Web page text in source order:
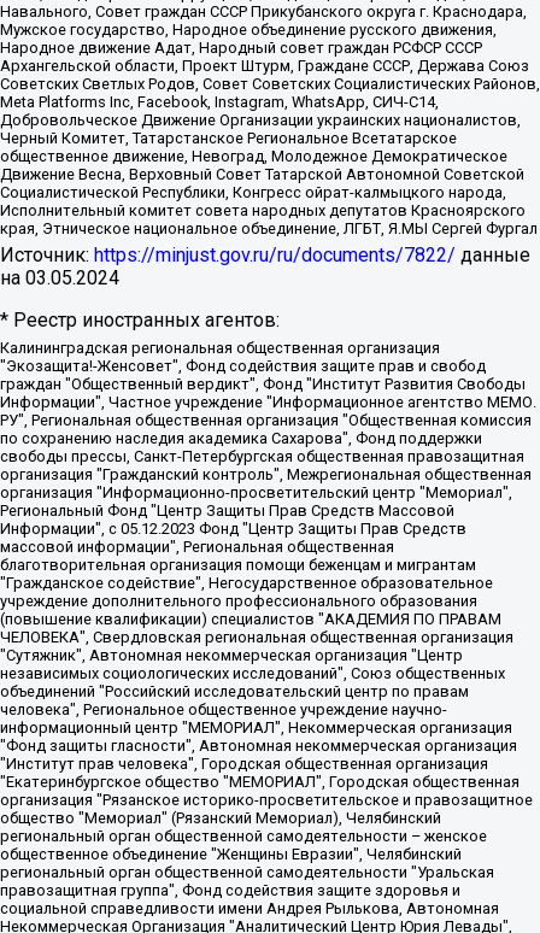
Навального, Совет граждан СССР Прикубанского округа г. Краснодара,
Мужское государство, Народное объединение русского движения,
Народное движение Адат, Народный совет граждан РСФСР СССР
Архангельской области, Проект Штурм, Граждане СССР, Держава Союз
Советских Светлых Родов, Совет Советских Социалистических Районов,
Meta Platforms Inc, Facebook, Instagram, WhatsApp, СИЧ-С14,
Добровольческое Движение Организации украинских националистов,
Черный Комитет, Татарстанское Региональное Всетатарское
общественное движение, Невоград, Молодежное Демократическое
Движение Весна, Верховный Совет Татарской Автономной Советской
Социалистической Республики, Конгресс ойрат-калмыцкого народа,
Исполнительный комитет совета народных депутатов Красноярского
края, Этническое национальное объединение, ЛГБТ, Я.МЫ Сергей Фургал
Источник: https://minjust.gov.ru/ru/documents/7822/ данные
на 03.05.2024
* Реестр иностранных агентов:
Калининградская региональная общественная организация "Экозащита!-Женсовет", Фонд содействия защите прав и свобод граждан "Общественный вердикт", Фонд "Институт Развития Свободы Информации", Частное учреждение "Информационное агентство МЕМО. РУ", Региональная общественная организация "Общественная комиссия по сохранению наследия академика Сахарова", Фонд поддержки свободы прессы, Санкт-Петербургская общественная правозащитная организация "Гражданский контроль", Межрегиональная общественная организация "Информационно-просветительский центр "Мемориал", Региональный Фонд "Центр Защиты Прав Средств Массовой Информации", с 05.12.2023 Фонд "Центр Защиты Прав Средств массовой информации", Региональная общественная благотворительная организация помощи беженцам и мигрантам "Гражданское содействие", Негосударственное образовательное учреждение дополнительного профессионального образования (повышение квалификации) специалистов "АКАДЕМИЯ ПО ПРАВАМ ЧЕЛОВЕКА", Свердловская региональная общественная организация "Сутяжник", Автономная некоммерческая организация "Центр независимых социологических исследований", Союз общественных объединений "Российский исследовательский центр по правам человека", Региональное общественное учреждение научно-информационный центр "МЕМОРИАЛ", Некоммерческая организация "Фонд защиты гласности", Автономная некоммерческая организация "Институт прав человека", Городская общественная организация "Екатеринбургское общество "МЕМОРИАЛ", Городская общественная организация "Рязанское историко-просветительское и правозащитное общество "Мемориал" (Рязанский Мемориал), Челябинский региональный орган общественной самодеятельности – женское общественное объединение "Женщины Евразии", Челябинский региональный орган общественной самодеятельности "Уральская правозащитная группа", Фонд содействия защите здоровья и социальной справедливости имени Андрея Рылькова, Автономная Некоммерческая Организация "Аналитический Центр Юрия Левады", Автономная некоммерческая организация социальной поддержки населения "Проект Апрель", Региональная общественная организация помощи женщинам и детям, находящимся в кризисной ситуации "Информационно-методический центр "Анна", Фонд содействия развитию массовых коммуникаций и правовому просвещению "Так-так-Так", Фонд содействия устойчивому развитию "Серебряная тайга", Свердловский региональный общественный фонд социальных проектов "Новое время", "Idel.Реалии", Кавказ.Реалии, Крым.Реалии, Телеканал Настоящее Время, Татаро-башкирская служба Радио Свобода (Azatliq Radiosi), Радио Свободная Европа/Радио Свобода (PCE/PC), "Сибирь.Реалии", "Фактограф", Благотворительный фонд помощи осужденным и их семьям, Автономная некоммерческая организация "Институт глобализации и социальных движений", Фонд "В защиту прав заключенных", Частное учреждение "Центр поддержки и содействия развитию средств массовой информации", Пензенский региональный общественный благотворительный фонд "Гражданский союз", "Север.Реалии", Некоммерческая организация Фонд "Правовая инициатива", Общество с ограниченной ответственностью "Радио Свободная Европа/Радио Свобода", Чешское информационное агентство "MEDIUM-ORIENT", Красноярская региональная общественная организация "Мы против СПИДа", Камалягин Денис Николаевич, Маркелов Сергей Евгеньевич, Пономарев Лев Александрович, Савицкая Людмила Алексеевна, Автономная некоммерческая организация "Центр по работе с проблемой насилия "НАСИЛИЮ.НЕТ", Межрегиональный профессиональный союз работников здравоохранения "Альянс врачей", Юридическое лицо, зарегистрированное в Латвийской Республике, SIA "Medusa Project" (регистрационный номер 40103797863, дата регистрации 10.06.2014), Некоммерческая организация "Фонд по борьбе с коррупцией", Автономная некоммерческая организация "Институт права и публичной политики", Баданин Роман Сергеевич, Гликин Максим Александрович, Железнова Мария Михайловна, Лукьянова Юлия Сергеевна, Маетная Елизавета Витальевна, Маняхин Петр Борисович, Чуракова Ольга Владимировна, Ярош Юлия Петровна, Юридическое лицо "The Insider SIA", зарегистрированное в Риге, Латвийская Республика (дата регистрации 26.06.2015), являющееся администратором доменного имени интернет-издания "The Insider SIA", https://theins.ru, Постернак Алексей Евгеньевич, Рубин Михаил Аркадьевич, Анин Роман Александрович, Юридическое лицо Istories fonds, зарегистрированное в Латвийской Республике (регистрационный номер 50008295751, дата регистрации 24.02.2020), Великовский Дмитрий Александрович, Долинина Ирина Николаевна, Мароховская Алеся Алексеевна, Шлейнов Роман Юрьевич, Шмагун Олеся Валентиновна, Общество с ограниченной ответственностью "Альтаир 2021", Общество с ограниченной ответственностью "Вега 2021", Общество с ограниченной ответственностью "Главный редактор 2021", Общество с ограниченной ответственностью "Ромашки монолит", Важенков Артем Валерьевич, Ивановская областная общественная организация "Центр гендерных исследований", Гурман Юрий Альбертович, Медиапроект "ОВД-Инфо", Егоров Владимир Владимирович, Жилинский Владимир Александрович, Общество с ограниченной ответственностью "ЗП", Иванова София Юрьевна, Карезина Инна Павловна, Кильтау Екатерина Викторовна, Петров Алексей Викторович, Пискунов Сергей Евгеньевич, Смирнов Сергей Сергеевич, Тихонов Михаил Сергеевич, Общество с ограниченной ответственностью "ЖУРНАЛИСТ-ИНОСТРАННЫЙ АГЕНТ", Арапова Галина Юрьевна, Вольтская Татьяна Анатольевна, Американская компания "Mason G.E.S. Anonymous Foundation" (США), являющаяся владельцем интернет-издания https://mnews.world/, Компания "Stichting Bellingcat", зарегистрированная в Нидерландах (дата регистрации 11.07.2018), Захаров Андрей Вячеславович, Клепиковская Екатерина Дмитриевна, Общество с ограниченной ответственностью "МЕМО", Перл Роман Александрович, Симонов Евгений Алексеевич, Соловьева Елена Анатольевна, Сотников Даниил Владимирович, Сурначева Елизавета Дмитриевна, Автономная некоммерческая организация по защите прав человека и информированию населения "Якутия – Наше Мнение", Общество с ограниченной ответственностью "Москоу диджитал медиа", с 26.01.2023 Общество с ограниченной ответственностью "Чайка Белые сады", Ветошкина Валерия Валерьевна, Заговора Максим Александрович, Межрегиональное общественное движение "Российская ЛГБТ - сеть", Оленичев Максим Владимирович, Павлов Иван Юрьевич, Скворцова Елена Сергеевна, Общество с ограниченной ответственностью "Как бы инагент", Кочетков Игорь Викторович, Общество с ограниченной ответственностью "Честные выборы", Еланчик Олег Александрович, Общество с ограниченной ответственностью "Нобелевский призыв", Гималова Регина Эмилевна, Григорьев Андрей Валерьевич, Григорьева Алина Александровна, Ассоциация по содействию защите прав призывников, альтернативнослужащих и военнослужащих "Правозащитная группа "Гражданин.Армия.Право", Хисамова Регина Фаритовна, Автономная некоммерческая организация по реализации социально-правовых программ "Лилит", Дальневосточное общественное движение "Маяк", Санкт-Петербургская ЛГБТ-инициативная группа "Выход", Инициативная группа ЛГБТ+ "Реверс", Алексеев Андрей Викторович, Бекбулатова Таисия Львовна, Беляев Иван Михайлович, Владыкина Елена Сергеевна, Гельман Марат Александрович, Никульшина Вероника Юрьевна, Толоконникова Надежда Андреевна, Шендерович Виктор Анатольевич, Общество с ограниченной ответственностью "Данное сообщение", Общество с ограниченной ответственностью Издательский дом "Новая глава", Айнбиндер Александра Александровна, Московский комьюнити-центр для ЛГБТ+инициатив, Благотворительный фонд развития филантропии, Deutsche Welle (Германия, Kurt-Schumacher-Strasse 3, 53113 Bonn), Борзунова Мария Михайловна, Воробьев Виктор Викторович, Голубева Анна Львовна, Константинова Алла Михайловна, Малкова Ирина Владимировна, Мурадов Мурад Абдулгалимович, Осетинская Елизавета Николаевна, Понасенков Евгений Николаевич, Ганапольский Матвей Юрьевич, Киселев Евгений Алексеевич, Борухович Ирина Григорьевна, Дремин Иван Тимофеевич, Дубровский Дмитрий Викторович, Красноярская региональная общественная организация поддержки и развития альтернативных образовательных технологий и межкультурных коммуникаций "ИНТЕРРА", Маяковская Екатерина Алексеевна, Фейгин Марк Захарович, Филимонов Андрей Викторович, Дзугкоева Регина Николаевна, Доброхотов Роман Александрович, Дудь Юрий Александрович, Елкин Сергей Владимирович, Кругликов Кирилл Игоревич, Сабунаева Мария Леонидовна, Семенов Алексей Владимирович, Шаинян Карен Багратович, Шульман Екатерина Михайловна, Асафьев Артур Валерьевич, Вахштайн Виктор Семенович, Венедиктов Алексей Алексеевич, Лушникова Екатерина Евгеньевна, Волков Леонид Михайлович, Невзоров Александр Глебович, Пархоменко Сергей Борисович, Сироткин Ярослав Николаевич, Кара-Мурза Владимир Владимирович, Баранова Наталья Владимировна, Гозман Леонид Яковлевич, Кагарлицкий Борис Юльевич, Климарев Михаил Валерьевич, Милов Владимир Станиславович, Автономная некоммерческая организация Краснодарский центр современного искусства "Типография", Моргенштерн Алишер Тагирович, Соболь Любовь Эдуардовна, Общество с ограниченной ответственностью "ЛИЗА НОРМ", Каспаров Гарри Кимович, Ходорковский Михаил Борисович, Общество с ограниченной ответственностью "Апрельские тезисы", Данилович Ирина Брониславовна, Кашин Олег Владимирович, Петров Николай Владимирович, Пивоваров Алексей Владимирович, Соколов Михаил Владимирович, Цветкова Юлия Владимировна, Чичваркин Евгений Александрович, Комитет против пыток/Команда против пыток, Общество с ограниченной ответственностью "Первый научный", Общество с ограниченной ответственностью "Вертолет и ко", Белоцерковская Вероника Борисовна, Кац Максим Евгеньевич, Лазарева Татьяна Юрьевна, Шаведдинов Руслан Табризович, Яшин Илья Валерьевич, Общество с ограниченной ответственностью "Иноагент ААВ", Алешковский Дмитрий Петрович, Альбац Евгения Марковна, Быков Дмитрий Львович, Галямина Юлия Евгеньевна, Лойко Сергей Леонидович, Мартынов Кирилл Константинович, Медведев Сергей Александрович, Крашенинников Федор Геннадиевич, Гордеева Катерина Вл